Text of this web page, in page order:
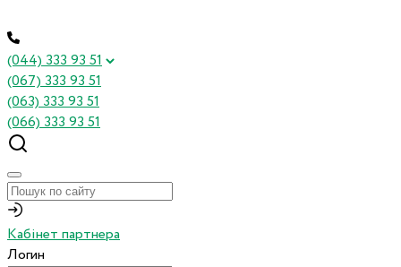
(044) 333 93 51
(067) 333 93 51
(063) 333 93 51
(066) 333 93 51
Кабінет партнера
Логин